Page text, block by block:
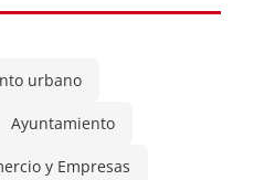
urbano
Ayuntamiento
y Empresas